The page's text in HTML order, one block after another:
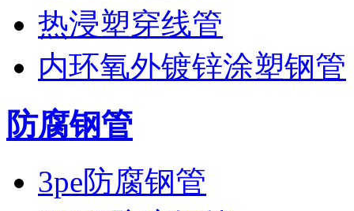
热浸塑穿线管
内环氧外镀锌涂塑钢管
防腐钢管
3pe防腐钢管